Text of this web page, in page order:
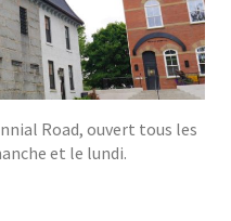
Road, ouvert tous les
et le lundi.